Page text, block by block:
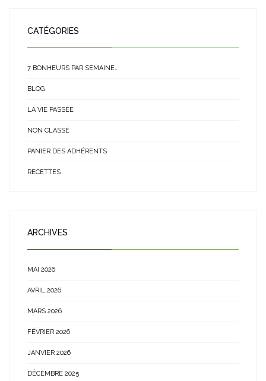
CATÉGORIES
7 BONHEURS PAR SEMAINE…
BLOG
LA VIE PASSÉE
NON CLASSÉ
PANIER DES ADHÉRENTS
RECETTES
ARCHIVES
MAI 2026
AVRIL 2026
MARS 2026
FÉVRIER 2026
JANVIER 2026
DÉCEMBRE 2025